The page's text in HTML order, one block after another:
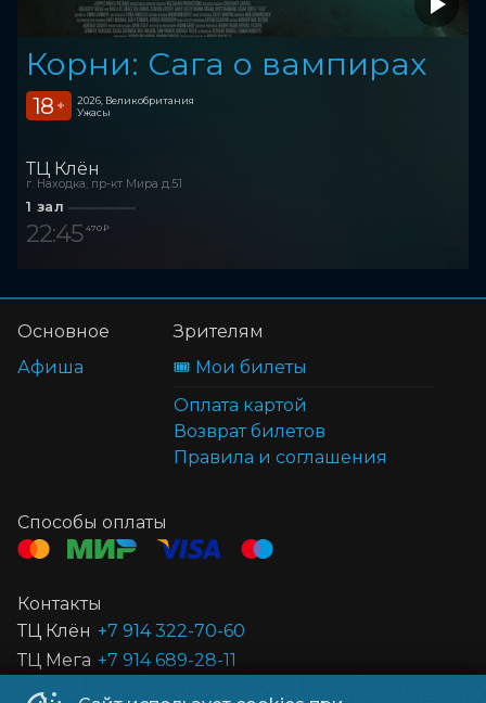
Корни: Сага о вампирах
18 +
2026, Великобритания
Ужасы
ТЦ Клён
г. Находка, пр-кт Мира д.51
1 зал
22:45 470 ₽
Основное
Афиша
Зрителям
🎟️ Мои билеты
Оплата картой
Возврат билетов
Правила и соглашения
Способы оплаты
Контакты
ТЦ Клён +7 914 322-70-60
ТЦ Мега +7 914 689-28-11